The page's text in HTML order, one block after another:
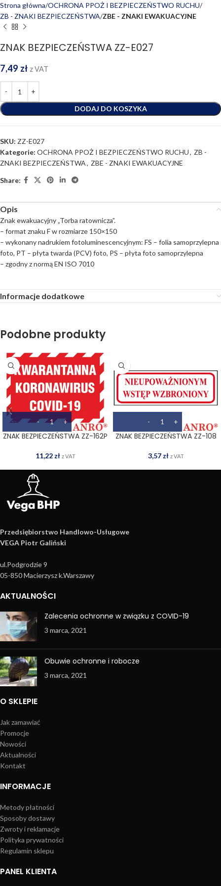
Strona główna OCHRONA PPOŻ I BEZPIECZEŃSTWO RUCHU
ZB - ZNAKI BEZPIECZEŃSTWA ZBE - ZNAKI EWAKUACYJNE
ZNAK BEZPIECZEŃSTWA ZZ-E027
7,49 zł z VAT
DODAJ DO KOSZYKA
SKU: ZZ-E027
Kategorie: OCHRONA PPOŻ I BEZPIECZEŃSTWO RUCHU, ZB -
ZNAKI BEZPIECZEŃSTWA, ZBE - ZNAKI EWAKUACYJNE
Share:
Opis
Znak ewakuacyjny „Torba ratownicza”.
– format znaku F w rozmiarze 150×150
– wykonany nadrukiem fotoluminescencyjnym: FS – folia samoprzylepna
foto, PT – płyta twarda (PCV) foto, PS – płyta foto samoprzylepna
– zgodny z normą EN ISO 7010
Informacje dodatkowe
Podobne produkty
ZNAK BEZPIECZEŃSTWA ZZ-162P
11,22 zł z VAT
ZNAK BEZPIECZEŃSTWA ZZ-108
3,57 zł z VAT
Przedsiębiorstwo Handlowo­-Usługowe
VEGA Piotr Galiński
ul.Podgrodzie 9
05-850 Macierzysz k.Warszawy
AKTUALNOŚCI
Zalecenia ochronne w związku z COVID-19
3 marca, 2021
Obuwie ochronne i robocze
3 marca, 2021
O SKLEPIE
Jak zamawiać
Promocje
Nowości
Aktualności
Kontakt
INFORMACJE
Metody płatności
Sposoby dostawy
Zwroty i reklamacje
Polityka prywatności
Regulamin sklepu
PANEL KLIENTA